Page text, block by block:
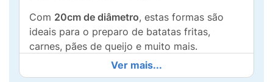
Com 20cm de diâmetro, estas formas são
ideais para o preparo de batatas fritas,
carnes, pães de queijo e muito mais.
Produzidas com material de alta qualidade,
sãoresistentes a temperaturas de até 230°C
Ver mais...